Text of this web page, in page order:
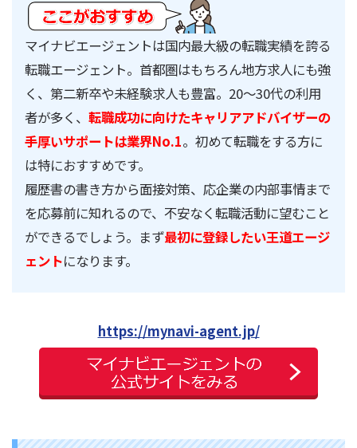
マイナビエージェントは国内最大級の転職実績を誇る
転職エージェント。首都圏はもちろん地方求人にも強
く、第二新卒や未経験求人も豊富。20～30代の利用
者が多く、転職成功に向けたキャリアアドバイザーの
手厚いサポートは業界No.1。初めて転職をする方に
は特におすすめです。
履歴書の書き方から面接対策、応企業の内部事情まで
を応募前に知れるので、不安なく転職活動に望むこと
ができるでしょう。まず最初に登録したい王道エージ
ェントになります。
https://mynavi-agent.jp/